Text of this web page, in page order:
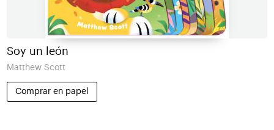
Soy un león
Matthew Scott
Comprar en papel